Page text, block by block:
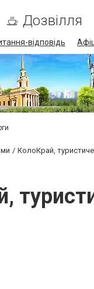
Дозвілля
відповідь
КолоКрай,